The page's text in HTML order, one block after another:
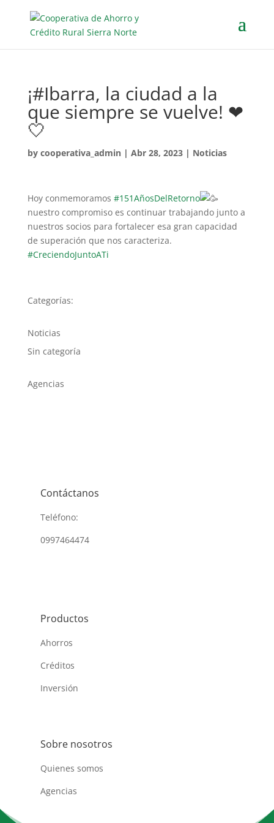
¡#Ibarra, la ciudad a la
que siempre se vuelve! ❤
🤍
by cooperativa_admin| Abr 28, 2023| Noticias
Hoy conmemoramos #151AñosDelRetorno
nuestro compromiso es continuar trabajando junto a
nuestros socios para fortalecer esa gran capacidad
de superación que nos caracteriza.
#CreciendoJuntoATi
Categorías:
Noticias
Sin categoría
Agencias
Contáctanos
Teléfono:
0997464474
Productos
Ahorros
Créditos
Inversión
Sobre nosotros
Quienes somos
Agencias